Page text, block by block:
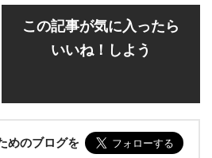
この記事が気に入ったら
いいね！しよう
めのブログを